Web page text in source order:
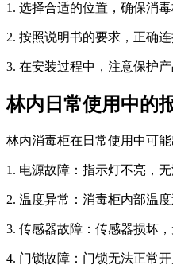
1. 选择合适的位置，确保消
2. 按照说明书的要求，正确连
3. 在安装过程中，注意保护
林内日常使用中的
林内消毒柜在日常使用中可
1. 电源故障：指示灯不亮，无
2. 温度异常：消毒柜内部温
3. 传感器故障：传感器损坏
4. 门锁故障：门锁无法正常